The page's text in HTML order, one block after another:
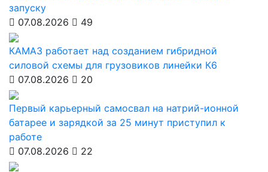
запуску
07.08.2026
49
КАМАЗ работает над созданием гибридной
силовой схемы для грузовиков линейки К6
07.08.2026
20
Первый карьерный самосвал на натрий-ионной
батарее и зарядкой за 25 минут приступил к
работе
07.08.2026
22